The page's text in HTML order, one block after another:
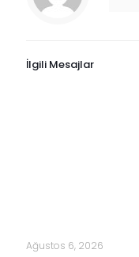
İlgili Mesajlar
Ağustos 6, 2026